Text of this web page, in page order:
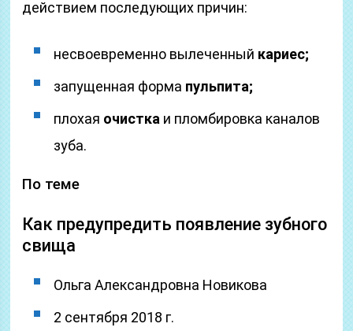
действием последующих причин:
несвоевременно вылеченный кариес;
запущенная форма пульпита;
плохая очистка и пломбировка каналов
зуба.
По теме
Как предупредить появление зубного
свища
Ольга Александровна Новикова
2 сентября 2018 г.